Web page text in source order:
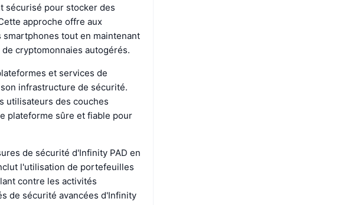
sécurisé pour stocker des
approche offre aux
tout en maintenant
cryptomonnaies autogérés.
et services de
infrastructure de sécurité.
utilisateurs des couches
plateforme sûre et fiable pour
de sécurité d'Infinity PAD en
l'utilisation de portefeuilles
contre les activités
de sécurité avancées d'Infinity